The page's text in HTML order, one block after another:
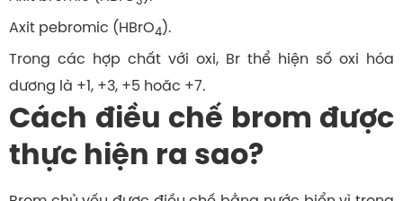
Axit pebromic (HBrO4).
Trong các hợp chất với oxi, Br thể hiện số oxi hóa
dương là +1, +3, +5 hoăc +7.
Cách điều chế brom được
thực hiện ra sao?